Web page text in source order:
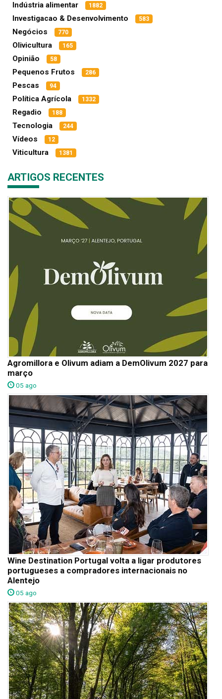
Indústria alimentar 1882
Investigacao & Desenvolvimento 583
Negócios 770
Olivicultura 165
Opinião 58
Pequenos Frutos 286
Pescas 94
Política Agrícola 1332
Regadio 188
Tecnologia 244
Vídeos 12
Viticultura 1381
ARTIGOS RECENTES
Agromillora e Olivum adiam a DemOlivum 2027 para
março
05 ago
Wine Destination Portugal volta a ligar produtores
portugueses a compradores internacionais no
Alentejo
05 ago